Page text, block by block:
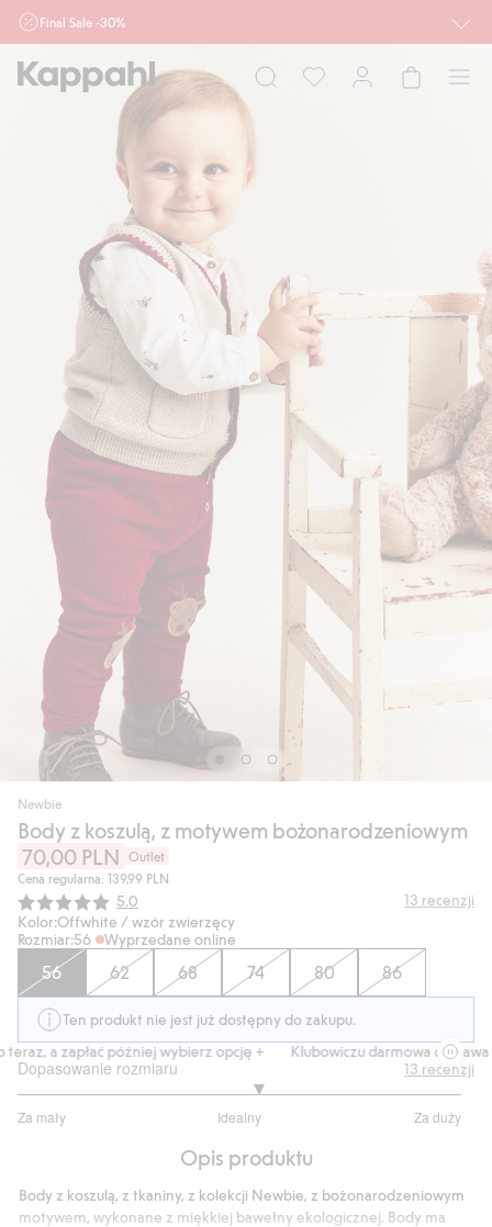
Final Sale -30%
działu outlet do 10.8 w sklepach Kappahl i Newbie oraz na kappahl.com. Ofert
nie łączymy
Newbie
Body z koszulą, z motywem bożonarodzeniowym
70,00 PLN
Outlet
Cena regularna: 139,99 PLN
Średnia ocena:
5.0 13 recenzji
Kolor:Offwhite / wzór zwierzęcy
Rozmiar:56 Wyprzedane online
56 62 68 74 80 86
Ten produkt nie jest już dostępny do zakupu.
a zapłać później wybierz opcję +
Klubowiczu darmowa dostawa
Dopasowanie rozmiaru
Za mały Idealny Za duży
na
12
głosów
13 recenzji
Opis produktu
Body z koszulą, z tkaniny, z kolekcji Newbie, z bożonarodzeniowym
motywem, wykonane z miękkiej bawełny ekologicznej. Body ma